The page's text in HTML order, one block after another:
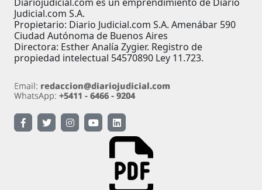
Judicial.com S.A.
Propietario: Diario Judicial.com S.A. Amenábar 590
Ciudad Autónoma de Buenos Aires
Directora: Esther Analía Zygier. Registro de
propiedad intelectual 54570890 Ley 11.723.